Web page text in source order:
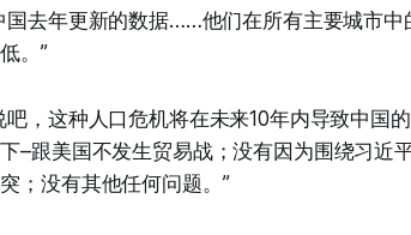
国去年更新的数据……他们在所有主要城市中
。”
吧，这种人口危机将在未来10年内导致中国
–跟美国不发生贸易战；没有因为围绕习近
；没有其他任何问题。”